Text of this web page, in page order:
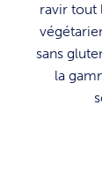
ravir tout
sans
la